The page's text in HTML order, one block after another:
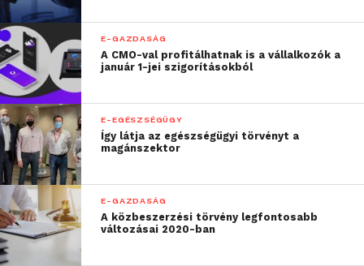
E-GAZDASÁG
A CMO-val profitálhatnak is a vállalkozók a
január 1-jei szigorításokból
E-EGÉSZSÉGÜGY
Így látja az egészségügyi törvényt a
magánszektor
E-GAZDASÁG
A közbeszerzési törvény legfontosabb
változásai 2020-ban